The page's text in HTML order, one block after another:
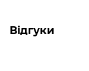
Відгуки